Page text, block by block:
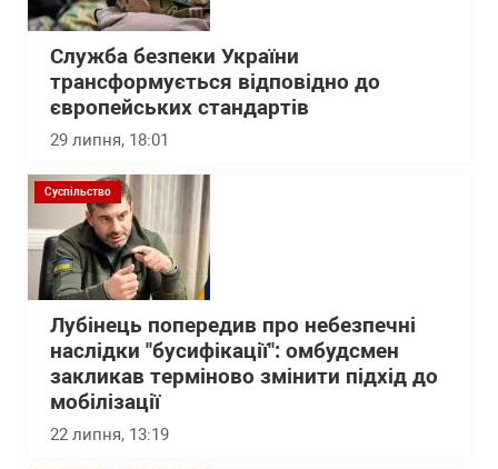
Служба безпеки України
трансформується відповідно до
європейських стандартів
29 липня, 18:01
Суспільство
Лубінець попередив про небезпечні
наслідки "бусифікації": омбудсмен
закликав терміново змінити підхід до
мобілізації
22 липня, 13:19